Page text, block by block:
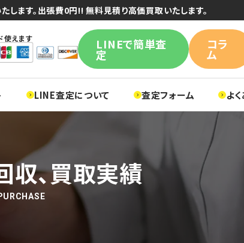
します。出張費0円!! 無料見積り高価買取いたします。
使えます LINEで簡単査
定
コラ
ム
LINE査定について 査定フォーム よ
収、買取実績